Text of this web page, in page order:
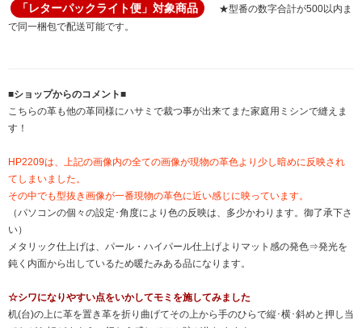
「レターパックライト便」対象商品
★型番の数字合計が500以内ま
で同一梱包で配送可能です。
■ショップからのコメント■
こちらの革も他の革同様にハサミで裁つ事が出来てまた家庭用ミシンで縫えま
す！
HP2209は、上記の画像内の全ての画像が現物の革色より少し暗めに反映され
てしまいました。
その中でも型抜き画像が一番現物の革色に近い感じに映っています。
（パソコンの個々の設定･角度により色の反映は、多少かわります。御了承下さ
い）
メタリック仕上げは、パール・ハイパール仕上げよりマット感の発色⇒発光を
鈍く内面から出しているため暖たみある品になります。
☆シワになりやすい点をいかしてモミを施してみました
机(台)の上に革を置き革を折り曲げてその上から手のひらで縦･横･斜めと押し当